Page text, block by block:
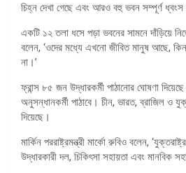
চিহ্ন দেখা গেছে এবং আরও বহু ভবন সম্পূর্ণ ধ্বংস
একটি ১২ তলা ধসে পড়া ভবনের সামনে দাঁড়িয়ে
বলেন, ‘ওদের মধ্যে এখনো জীবিত মানুষ আছে,
না।’
ফ্রান্স ৮৫ জন উদ্ধারকর্মী পাঠানোর ঘোষণা
অনুসন্ধানকর্মী পাঠাবে। চীন, ভারত, ব্রাজিল ও
দিয়েছে।
মার্কিন পররাষ্ট্রমন্ত্রী মার্কো রুবিও বলেন,
উদ্ধারকারী দল, চিকিৎসা সহায়তা এবং মানবিক